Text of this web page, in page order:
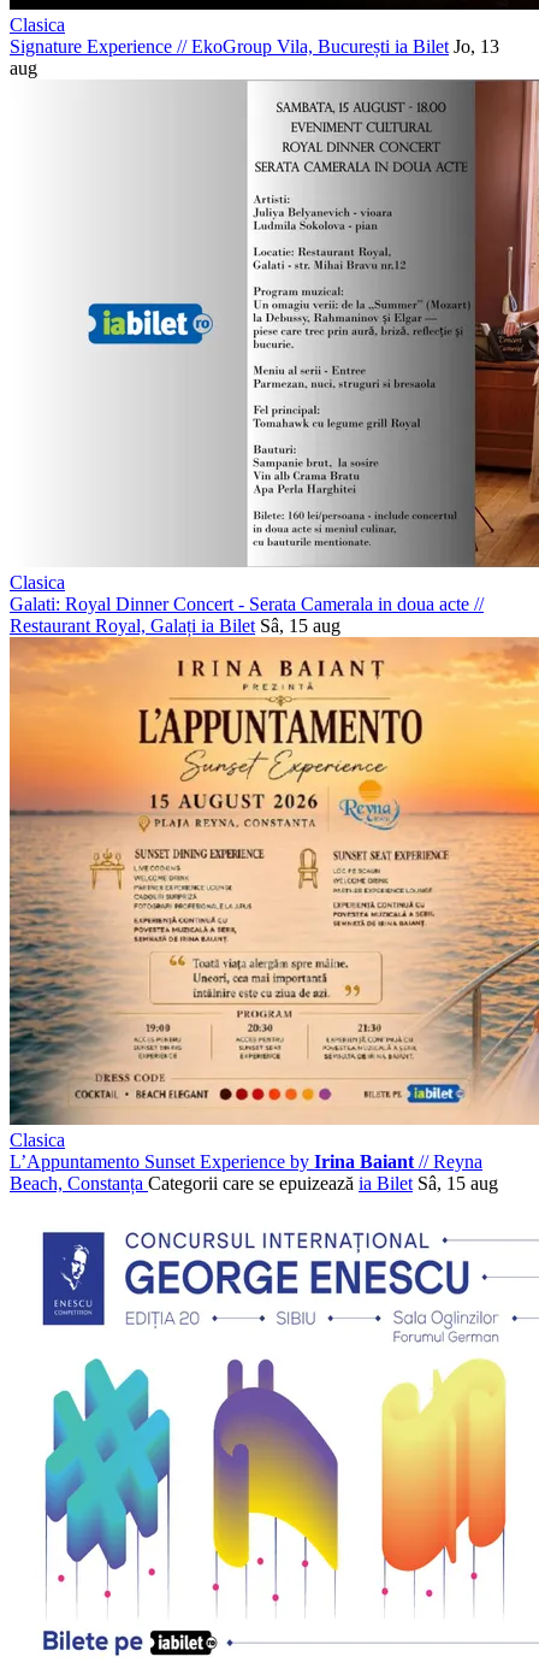
Clasica
Signature Experience //EkoGroup Vila, București ia Bilet Jo, 13
aug
Clasica
Galati: Royal Dinner Concert - Serata Camerala in doua acte //
Restaurant Royal, Galați ia Bilet Sâ, 15 aug
Clasica
L’Appuntamento Sunset Experience by Irina Baiant //Reyna
Beach, Constanța Categorii care se epuizează ia Bilet Sâ, 15 aug